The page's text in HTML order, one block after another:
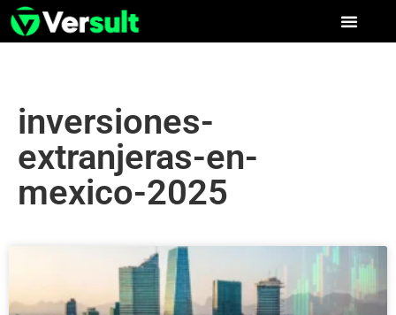
inversiones-
extranjeras-en-
mexico-2025